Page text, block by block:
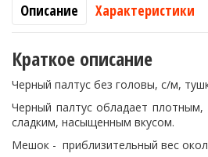
Описание
Характеристики
Краткое описание
Черный палтус без головы, с/м,
Черный палтус обладает
сладким, насыщенным вкусом.
Мешок - приблизительный вес